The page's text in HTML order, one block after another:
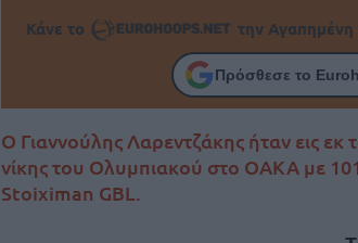
Κάνε το την
Πρόσθεσε το
Ο Γιαννούλης Λαρεντζάκης ήταν εις
νίκης του Ολυμπιακού στο ΟΑΚΑ με
Stoiximan GBL.